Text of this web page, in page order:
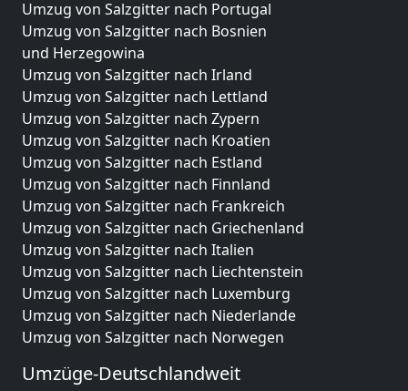
Umzug von Salzgitter nach Portugal
Umzug von Salzgitter nach Bosnien
und Herzegowina
Umzug von Salzgitter nach Irland
Umzug von Salzgitter nach Lettland
Umzug von Salzgitter nach Zypern
Umzug von Salzgitter nach Kroatien
Umzug von Salzgitter nach Estland
Umzug von Salzgitter nach Finnland
Umzug von Salzgitter nach Frankreich
Umzug von Salzgitter nach Griechenland
Umzug von Salzgitter nach Italien
Umzug von Salzgitter nach Liechtenstein
Umzug von Salzgitter nach Luxemburg
Umzug von Salzgitter nach Niederlande
Umzug von Salzgitter nach Norwegen
Umzüge-Deutschlandweit